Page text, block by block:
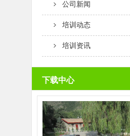
公司新闻
培训动态
培训资讯
下载中心
团队创意是一个团队取
本前提，而个人创意是